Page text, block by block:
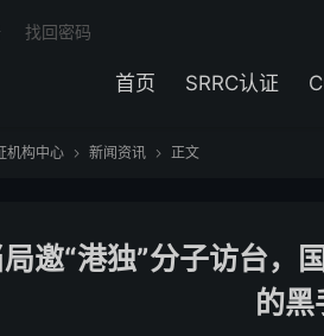
首页 SRRC认证
找回密码
机构中心  新闻资讯  正文
邀“港独”分子访台，
的黑